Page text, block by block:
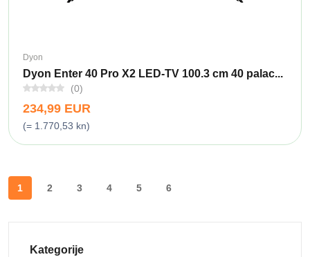
Dyon
Dyon Enter 40 Pro X2 LED-TV 100.3 cm 40 palac...
(0)
234,99 EUR
(= 1.770,53 kn)
1 2 3 4 5 6
Kategorije